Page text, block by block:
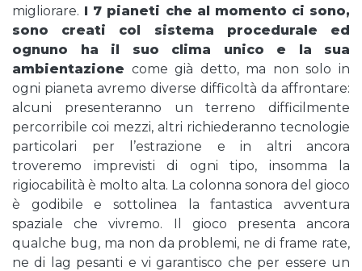
migliorare. I 7 pianeti che al momento ci sono,
sono creati col sistema procedurale ed
ognuno ha il suo clima unico e la sua
ambientazione come già detto, ma non solo in
ogni pianeta avremo diverse difficoltà da affrontare:
alcuni presenteranno un terreno difficilmente
percorribile coi mezzi, altri richiederanno tecnologie
particolari per l’estrazione e in altri ancora
troveremo imprevisti di ogni tipo, insomma la
rigiocabilità è molto alta. La colonna sonora del gioco
è godibile e sottolinea la fantastica avventura
spaziale che vivremo. Il gioco presenta ancora
qualche bug, ma non da problemi, ne di frame rate,
ne di lag pesanti e vi garantisco che per essere un